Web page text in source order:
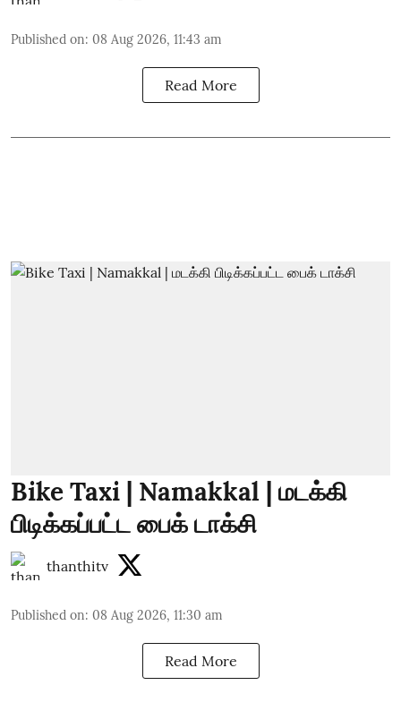
Published on: 08 Aug 2026, 11:43 am
Read More
Bike Taxi | Namakkal | மடக்கி
பிடிக்கப்பட்ட பைக் டாக்சி
thanthitv
Published on: 08 Aug 2026, 11:30 am
Read More